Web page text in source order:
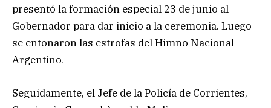
presentó la formación especial 23 de junio al
Gobernador para dar inicio a la ceremonia. Luego
se entonaron las estrofas del Himno Nacional
Argentino.
Seguidamente, el Jefe de la Policía de Corrientes,